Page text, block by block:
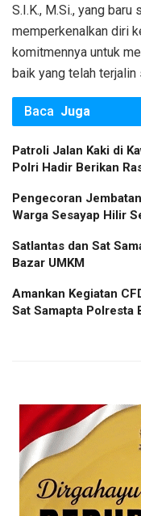
S.I.K., M.Si., yang baru
memperkenalkan diri
komitmennya untuk
baik yang telah terjalin
Baca Juga
Patroli Jalan Kaki di
Polri Hadir Berikan
Pengecoran
Warga Sesayap Hilir
Satlantas dan Sat
Bazar UMKM
Amankan Kegiatan
Sat Samapta Polresta